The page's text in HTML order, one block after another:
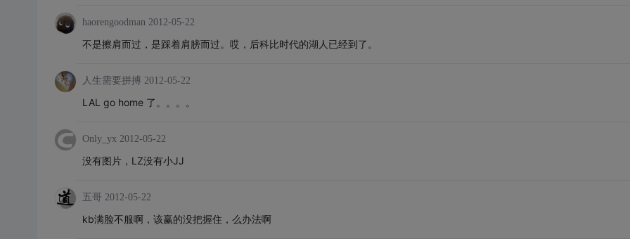
haorengoodman 2012-05-22
不是擦肩而过，是踩着肩膀而过。哎，后科比时代的湖人已经到了。
人生需要拼搏 2012-05-22
LAL go home 了。。。。
Only_yx 2012-05-22
没有图片，LZ没有小JJ
五哥 2012-05-22
kb满脸不服啊，该赢的没把握住，么办法啊